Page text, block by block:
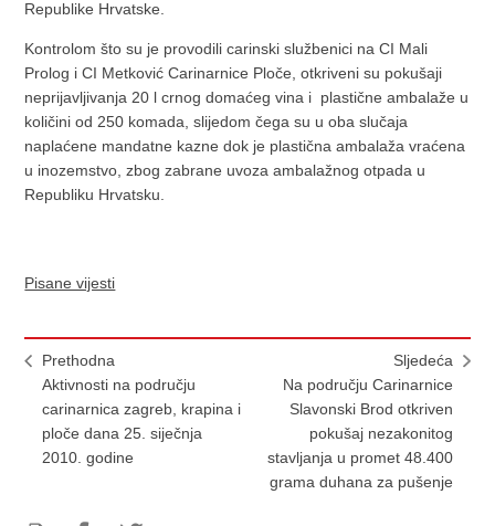
Republike Hrvatske.
Kontrolom što su je provodili carinski službenici na CI Mali
Prolog i CI Metković Carinarnice Ploče, otkriveni su pokušaji
neprijavljivanja 20 l crnog domaćeg vina i plastične ambalaže u
količini od 250 komada, slijedom čega su u oba slučaja
naplaćene mandatne kazne dok je plastična ambalaža vraćena
u inozemstvo, zbog zabrane uvoza ambalažnog otpada u
Republiku Hrvatsku.
Pisane vijesti
Prethodna
Aktivnosti na području
carinarnica zagreb, krapina i
ploče dana 25. siječnja
2010. godine
Sljedeća
Na području Carinarnice
Slavonski Brod otkriven
pokušaj nezakonitog
stavljanja u promet 48.400
grama duhana za pušenje